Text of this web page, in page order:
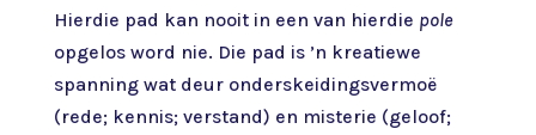
Hierdie pad kan nooit in een van hierdie pole
opgelos word nie. Die pad is ’n kreatiewe
spanning wat deur onderskeidingsvermoë
(rede; kennis; verstand) en misterie (geloof;